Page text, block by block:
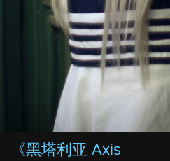
《黑塔利亚 Axis